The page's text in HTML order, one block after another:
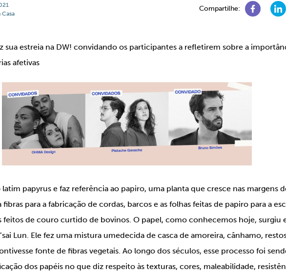
Compartilhe:
sua estreia na DW! convidando os participantes a refletirem sobre a
afetivas
latim papyrus e faz referência ao papiro, uma planta que cresce nas margens
fibras para a fabricação de cordas, barcos e as folhas feitas de papiro para a
feitos de couro curtido de bovinos. O papel, como conhecemos hoje, surgiu
Lun. Ele fez uma mistura umedecida de casca de amoreira, cânhamo,
fonte de fibras vegetais. Ao longo dos séculos, esse processo foi
dos papéis no que diz respeito às texturas, cores, maleabilidade,